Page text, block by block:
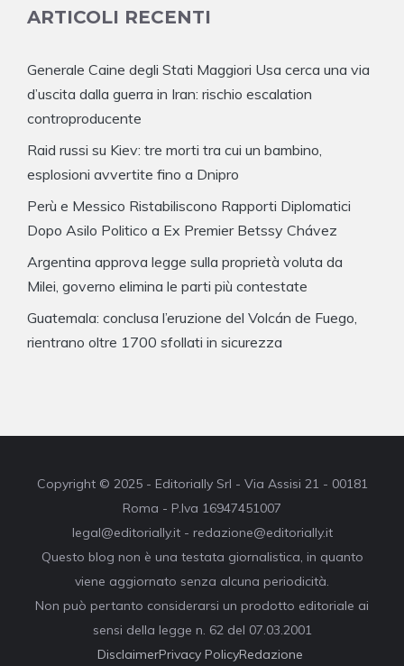
ARTICOLI RECENTI
Generale Caine degli Stati Maggiori Usa cerca una via
d’uscita dalla guerra in Iran: rischio escalation
controproducente
Raid russi su Kiev: tre morti tra cui un bambino,
esplosioni avvertite fino a Dnipro
Perù e Messico Ristabiliscono Rapporti Diplomatici
Dopo Asilo Politico a Ex Premier Betssy Chávez
Argentina approva legge sulla proprietà voluta da
Milei, governo elimina le parti più contestate
Guatemala: conclusa l’eruzione del Volcán de Fuego,
rientrano oltre 1700 sfollati in sicurezza
Copyright © 2025 - Editorially Srl - Via Assisi 21 - 00181
Roma - P.Iva 16947451007
legal@editorially.it - redazione@editorially.it
Questo blog non è una testata giornalistica, in quanto
viene aggiornato senza alcuna periodicità.
Non può pertanto considerarsi un prodotto editoriale ai
sensi della legge n. 62 del 07.03.2001
DisclaimerPrivacy PolicyRedazione